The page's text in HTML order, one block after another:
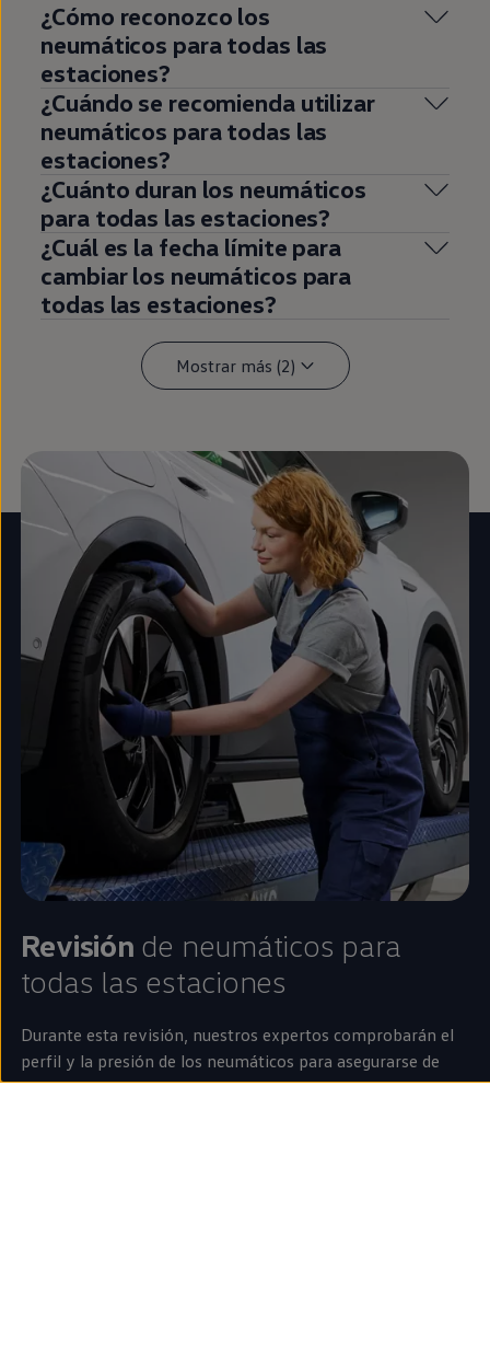
¿Cómo reconozco los
neumáticos para todas las
estaciones?
¿Cuándo se recomienda utilizar
neumáticos para todas las
estaciones?
¿Cuánto duran los neumáticos
para todas las estaciones?
¿Cuál es la fecha límite para
cambiar los neumáticos para
todas las estaciones?
Mostrar más (2)
Revisión de neumáticos para
todas las estaciones
Durante esta revisión, nuestros expertos comprobarán el
perfil y la presión de los neumáticos para asegurarse de
que están enbuen estado.